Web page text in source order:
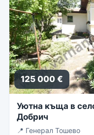
125 000 €
Уютна къща в
Добрич
📍 Генерал Тошево